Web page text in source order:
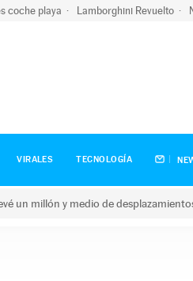
coche playa Lamborghini Revuelto
VIRALES TECNOLOGÍA
un millón y medio de